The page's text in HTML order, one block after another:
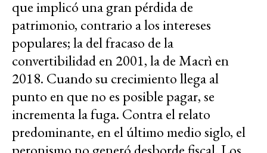
que implicó una gran pérdida de
patrimonio, contrario a los intereses
populares; la del fracaso de la
convertibilidad en 2001, la de Macrì en
2018. Cuando su crecimiento llega al
punto en que no es posible pagar, se
incrementa la fuga. Contra el relato
predominante, en el último medio siglo, el